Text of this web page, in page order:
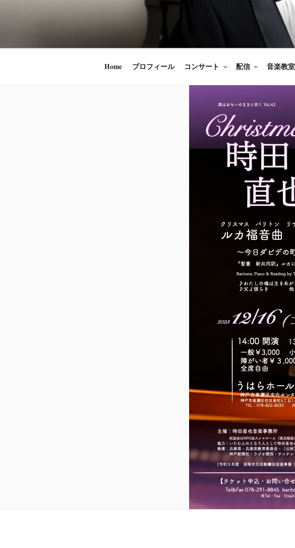
ン
時田直也 声楽家/
歌うことは希望を語るこ
うことかけがえのないあ
Home プロフィール コンサート 配信 音楽教室